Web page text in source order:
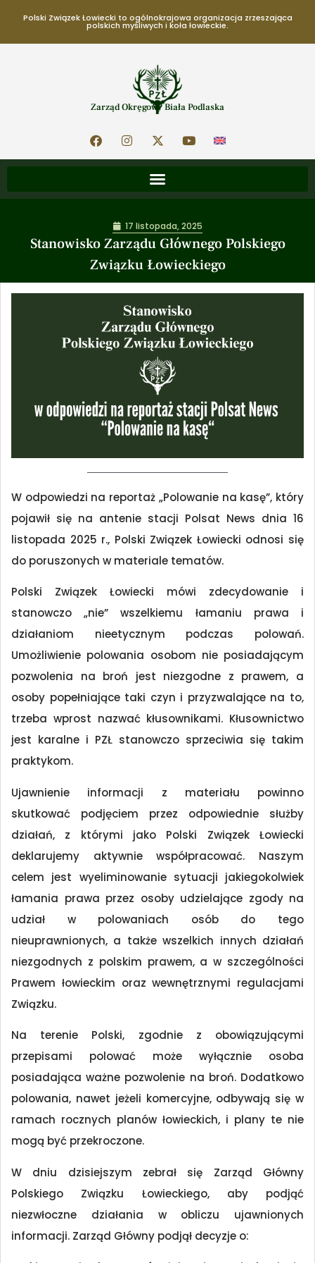
Polski Związek Łowiecki to ogólnokrajowa organizacja zrzeszająca
polskich myśliwych i koła łowieckie.
Zarząd Okręgowy Biała Podlaska
Stanowisko Zarządu Głównego Polskiego
Związku Łowieckiego
17 listopada, 2025
W odpowiedzi na reportaż „Polowanie na kasę”, który
pojawił się na antenie stacji Polsat News dnia 16
listopada 2025 r., Polski Związek Łowiecki odnosi się
do poruszonych w materiale tematów.
Polski Związek Łowiecki mówi zdecydowanie i
stanowczo „nie” wszelkiemu łamaniu prawa i
działaniom nieetycznym podczas polowań.
Umożliwienie polowania osobom nie posiadającym
pozwolenia na broń jest niezgodne z prawem, a
osoby popełniające taki czyn i przyzwalające na to,
trzeba wprost nazwać kłusownikami. Kłusownictwo
jest karalne i PZŁ stanowczo sprzeciwia się takim
praktykom.
Ujawnienie informacji z materiału powinno
skutkować podjęciem przez odpowiednie służby
działań, z którymi jako Polski Związek Łowiecki
deklarujemy aktywnie współpracować. Naszym
celem jest wyeliminowanie sytuacji jakiegokolwiek
łamania prawa przez osoby udzielające zgody na
udział w polowaniach osób do tego
nieuprawnionych, a także wszelkich innych działań
niezgodnych z polskim prawem, a w szczególności
Prawem łowieckim oraz wewnętrznymi regulacjami
Związku.
Na terenie Polski, zgodnie z obowiązującymi
przepisami polować może wyłącznie osoba
posiadająca ważne pozwolenie na broń. Dodatkowo
polowania, nawet jeżeli komercyjne, odbywają się w
ramach rocznych planów łowieckich, i plany te nie
mogą być przekroczone.
W dniu dzisiejszym zebrał się Zarząd Główny
Polskiego Związku Łowieckiego, aby podjąć
niezwłoczne działania w obliczu ujawnionych
informacji. Zarząd Główny podjął decyzje o: